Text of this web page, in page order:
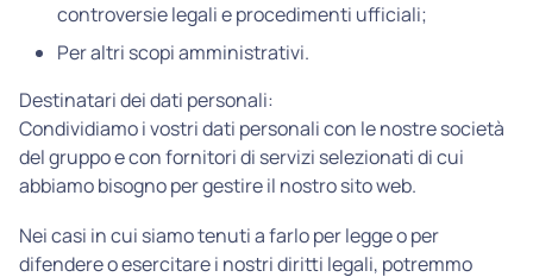
controversie legali e procedimenti ufficiali;
Per altri scopi amministrativi.
Destinatari dei dati personali:
Condividiamo i vostri dati personali con le nostre società
del gruppo e con fornitori di servizi selezionati di cui
abbiamo bisogno per gestire il nostro sito web.
Nei casi in cui siamo tenuti a farlo per legge o per
difendere o esercitare i nostri diritti legali, potremmo